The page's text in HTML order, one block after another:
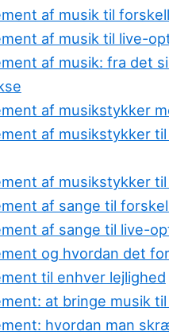
af musik til
af musik til live-
af musik: fra det
af musikstykker
af musikstykker
af musikstykker
af sange til
af sange til live-
og hvordan det
til enhver lejlighed
at bringe musik til
hvordan man